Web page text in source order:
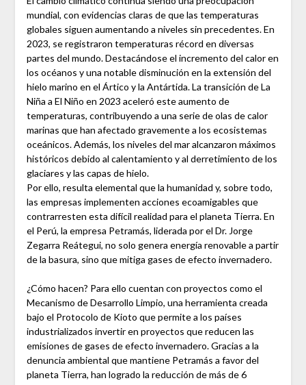
mundial, con evidencias claras de que las temperaturas
globales siguen aumentando a niveles sin precedentes. En
2023, se registraron temperaturas récord en diversas
partes del mundo. Destacándose el incremento del calor en
los océanos y una notable disminución en la extensión del
hielo marino en el Ártico y la Antártida. La transición de La
Niña a El Niño en 2023 aceleró este aumento de
temperaturas, contribuyendo a una serie de olas de calor
marinas que han afectado gravemente a los ecosistemas
oceánicos. Además, los niveles del mar alcanzaron máximos
históricos debido al calentamiento y al derretimiento de los
glaciares y las capas de hielo.
Por ello, resulta elemental que la humanidad y, sobre todo,
las empresas implementen acciones ecoamigables que
contrarresten esta difícil realidad para el planeta Tierra. En
el Perú, la empresa Petramás, liderada por el Dr. Jorge
Zegarra Reátegui, no solo genera energía renovable a partir
de la basura, sino que mitiga gases de efecto invernadero.
¿Cómo hacen? Para ello cuentan con proyectos como el
Mecanismo de Desarrollo Limpio, una herramienta creada
bajo el Protocolo de Kioto que permite a los países
industrializados invertir en proyectos que reducen las
emisiones de gases de efecto invernadero. Gracias a la
denuncia ambiental que mantiene Petramás a favor del
planeta Tierra, han logrado la reducción de más de 6